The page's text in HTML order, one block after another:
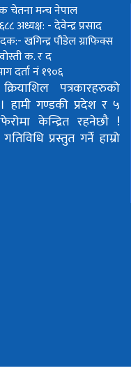
चेतना मन्च नेपाल
अध्यक्ष: - देवेन्द्र प्रसाद
खगिन्द्र पौडेलग्राफिक्स
क. र द
दर्ता नं १९०६
पत्रकारहरुको
हामी गण्डकी प्रदेश र ५
केन्द्रित रहनेछौ !
प्रस्तुत गर्ने हाम्रो